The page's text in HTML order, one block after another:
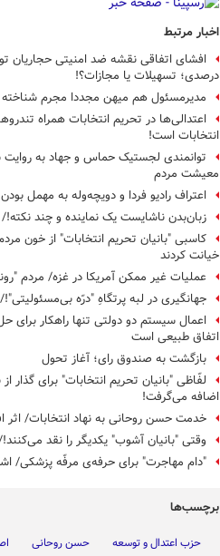
اخبار مرتبط
درصدی؛ تسهیلات یا مجازات؟!
مدیرمسئول هم میهن مجددا مجرم
اعتدالی‌ها در تحریم انتخابات همراه
انتخابات است!
توانمندی لجستیک حماس و جهاد به
معیشت مردم
اعتراف رادیو فردا و دویچه‌وله به مهمل
زبان‌بدن ناشایست یک نماینده و چند نکته!/ از ۸۸۰ شهید غریب اسارت چه
کاسبی "بانیان تحریم انتخابات" از خون
خیانت کردند
عملیات غیر ممکن آمریکا در غزه/ مردم
جهانگیری در لبه پرتگاهِ "درّه‌
اعمال سیستم دو دولتی تنها راهکار
اتفاق طبیعی است
بازگشت به صندوق رای؛ آغاز تحول
اضافه می‌گرفت!
خدمت حسن روحانی به نهاد انتخابات/
وقتی "بانیان آشوب" یکدیگر را نقد
"دام مهاجرت" برای حرفه‌ی مرفّه پزشکی/
برچسب‌ها
حزب اعتدال و توسعه حسن روحانی